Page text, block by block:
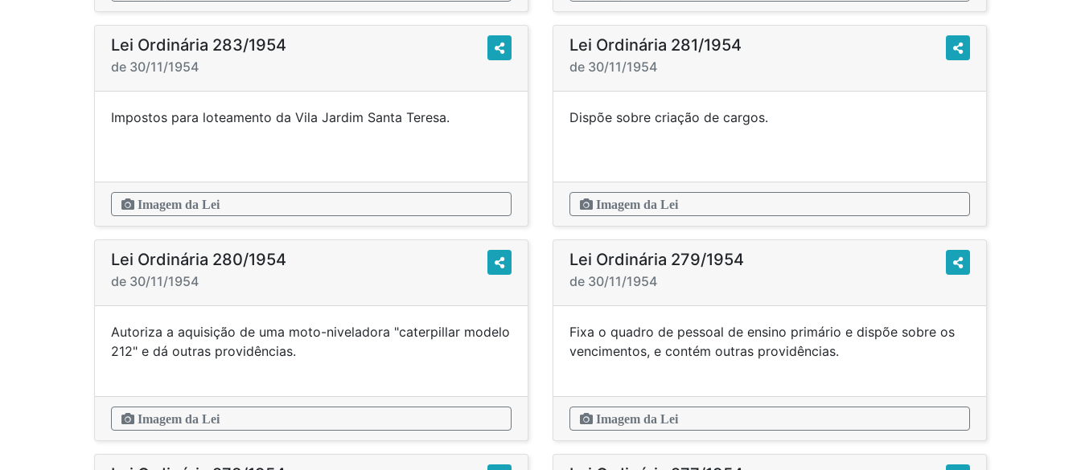
Lei Ordinária 283/1954
de 30/11/1954
Impostos para loteamento da Vila Jardim Santa Teresa.
Imagem da Lei
Lei Ordinária 281/1954
de 30/11/1954
Dispõe sobre criação de cargos.
Imagem da Lei
Lei Ordinária 280/1954
de 30/11/1954
Autoriza a aquisição de uma moto-niveladora "caterpillar modelo
212" e dá outras providências.
Imagem da Lei
Lei Ordinária 279/1954
de 30/11/1954
Fixa o quadro de pessoal de ensino primário e dispõe sobre os
vencimentos, e contém outras providências.
Imagem da Lei